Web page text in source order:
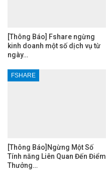
[Thông Báo] Fshare ngừng
kinh doanh một số dịch vụ từ
ngày…
FSHARE
[Thông Báo]Ngừng Một Số
Tính năng Liên Quan Đến Điểm
Thưởng…